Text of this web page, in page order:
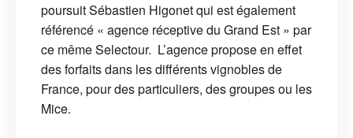
poursuit Sébastien Higonet qui est également
référencé « agence réceptive du Grand Est » par
ce même Selectour. L’agence propose en effet
des forfaits dans les différents vignobles de
France, pour des particuliers, des groupes ou les
Mice.